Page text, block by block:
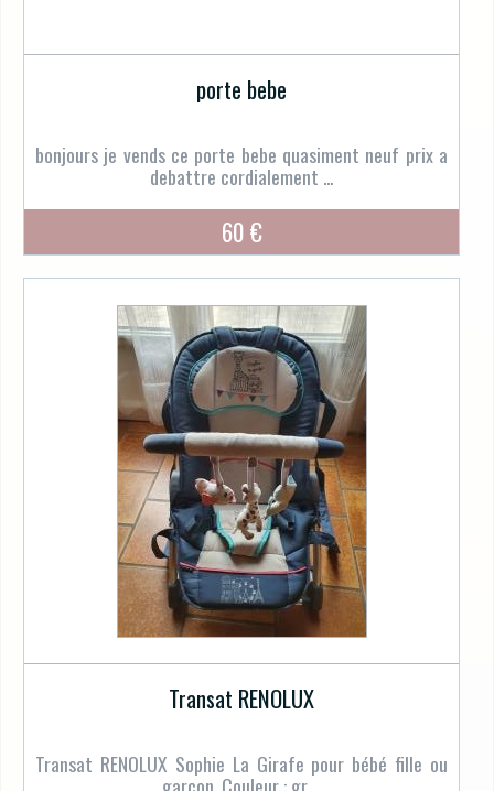
porte bebe
bonjours je vends ce porte bebe quasiment neuf prix a
debattre cordialement ...
60 €
Transat RENOLUX
Transat RENOLUX Sophie La Girafe pour bébé fille ou